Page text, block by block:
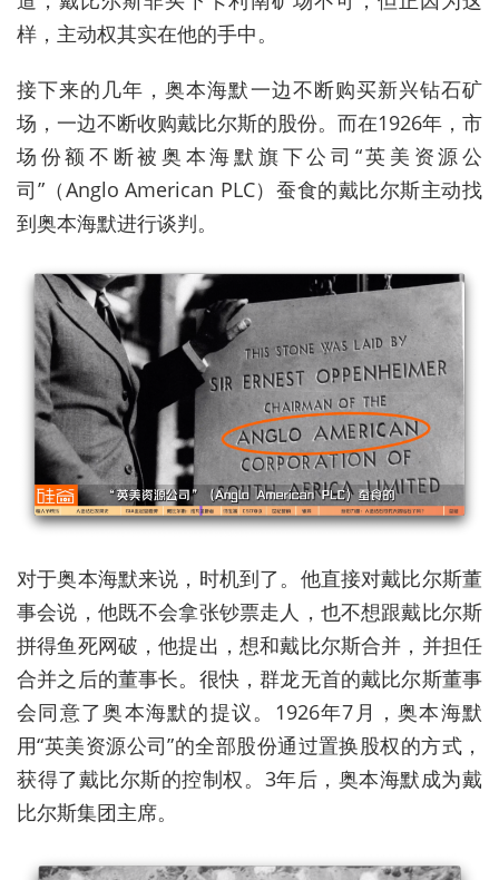
样，主动权其实在他的手中。
接下来的几年，奥本海默一边不断购买新兴钻石矿
场，一边不断收购戴比尔斯的股份。而在1926年，市
场份额不断被奥本海默旗下公司“英美资源公
司”（Anglo American PLC）蚕食的戴比尔斯主动找
到奥本海默进行谈判。
对于奥本海默来说，时机到了。他直接对戴比尔斯董
事会说，他既不会拿张钞票走人，也不想跟戴比尔斯
拼得鱼死网破，他提出，想和戴比尔斯合并，并担任
合并之后的董事长。很快，群龙无首的戴比尔斯董事
会同意了奥本海默的提议。1926年7月，奥本海默
用“英美资源公司”的全部股份通过置换股权的方式，
获得了戴比尔斯的控制权。3年后，奥本海默成为戴
比尔斯集团主席。